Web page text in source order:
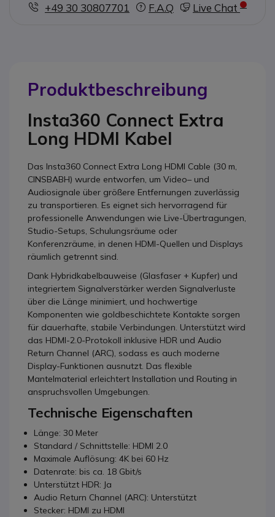
+49 30 30807701
F.A.Q Live Chat
Produktbeschreibung
Insta360 Connect Extra
Long HDMI Kabel
Das Insta360 Connect Extra Long HDMI Cable (30 m,
CINSBABH) wurde entworfen, um Video– und
Audiosignale über größere Entfernungen zuverlässig
zu transportieren. Es eignet sich hervorragend für
professionelle Anwendungen wie Live-Übertragungen,
Studio-Setups, Schulungsräume oder
Konferenzräume, in denen HDMI-Quellen und Displays
räumlich getrennt sind.
Dank Hybridkabelbauweise (Glasfaser + Kupfer) und
integriertem Signalverstärker werden Signalverluste
über die Länge minimiert, und hochwertige
Komponenten wie goldbeschichtete Kontakte sorgen
für dauerhafte, stabile Verbindungen. Unterstützt wird
das HDMI-2.0-Protokoll inklusive HDR und Audio
Return Channel (ARC), sodass es auch moderne
Display-Funktionen ausnutzt. Das flexible
Mantelmaterial erleichtert Installation und Routing in
anspruchsvollen Umgebungen.
Technische Eigenschaften
Länge: 30 Meter
Standard / Schnittstelle: HDMI 2.0
Maximale Auflösung: 4K bei 60 Hz
Datenrate: bis ca. 18 Gbit/s
Unterstützt HDR: Ja
Audio Return Channel (ARC): Unterstützt
Stecker: HDMI zu HDMI